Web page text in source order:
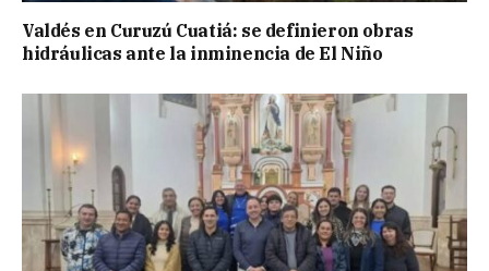
Valdés en Curuzú Cuatiá: se definieron obras
hidráulicas ante la inminencia de El Niño